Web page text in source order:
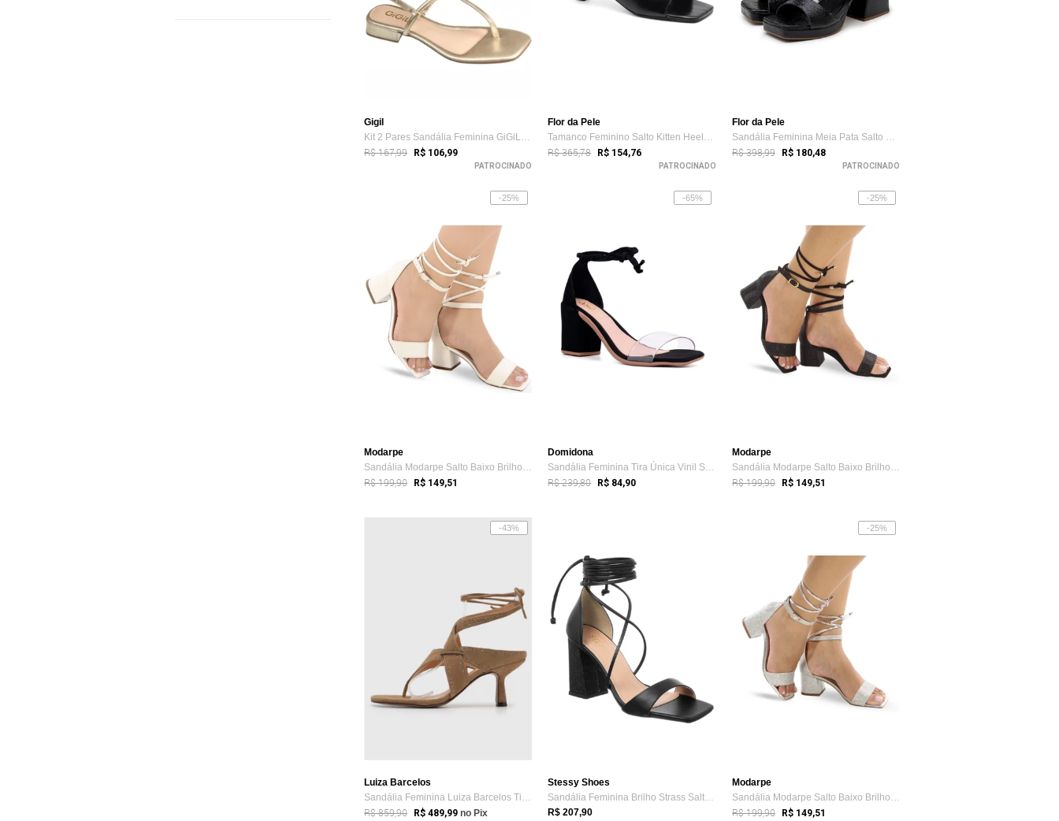
Gigil
Kit 2 Pares Sandália Feminina GiGiL Rast...
R$ 167,99 R$ 106,99
PATROCINADO
Flor da Pele
Tamanco Feminino Salto Kitten Heels Bico...
R$ 365,78 R$ 154,76
PATROCINADO
Flor da Pele
Sandália Feminina Meia Pata Salto Grosso...
R$ 398,99 R$ 180,48
PATROCINADO
-25%
Modarpe
Sandália Modarpe Salto Baixo Brilho Amar...
R$ 199,90 R$ 149,51
-65%
Domidona
Sandália Feminina Tira Única Vinil Salto...
R$ 239,80 R$ 84,90
-25%
Modarpe
Sandália Modarpe Salto Baixo Brilho Amar...
R$ 199,90 R$ 149,51
-43%
Luiza Barcelos
Sandália Feminina Luiza Barcelos Tiras A...
R$ 859,90 R$ 489,99 no Pix
Stessy Shoes
Sandália Feminina Brilho Strass Salto Al...
R$ 207,90
-25%
Modarpe
Sandália Modarpe Salto Baixo Brilho Amar...
R$ 199,90 R$ 149,51